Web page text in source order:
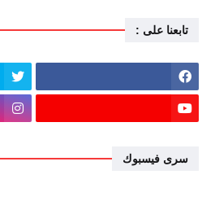
تابعنا على :
سرى فيسبوك